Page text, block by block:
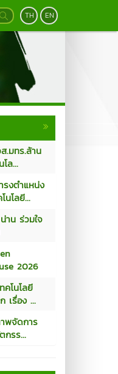
TH EN
.มทร.ล้าน
ล...
รงตำแหน่ง
นโลยี...
าน ร่วมใจ
2026
คโนโลยี
เรื่อง ...
พจัดการ
กรร...